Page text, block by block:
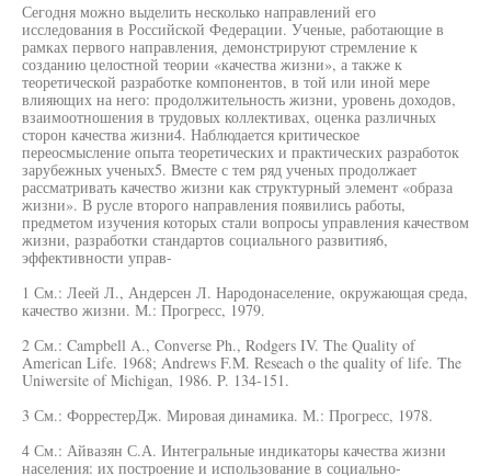
Сегодня можно выделить несколько направлений его
исследования в Российской Федерации. Ученые, работающие в
рамках первого направления, демонстрируют стремление к
созданию целостной теории «качества жизни», а также к
теоретической разработке компонентов, в той или иной мере
влияющих на него: продолжительность жизни, уровень доходов,
взаимоотношения в трудовых коллективах, оценка различных
сторон качества жизни4. Наблюдается критическое
переосмысление опыта теоретических и практических разработок
зарубежных ученых5. Вместе с тем ряд ученых продолжает
рассматривать качество жизни как структурный элемент «образа
жизни». В русле второго направления появились работы,
предметом изучения которых стали вопросы управления качеством
жизни, разработки стандартов социального развития6,
эффективности управ-
1 См.: Леей Л., Андерсен Л. Народонаселение, окружающая среда,
качество жизни. М.: Прогресс, 1979.
2 См.: Campbell A., Converse Ph., Rodgers IV. The Quality of
American Life. 1968; Andrews F.M. Reseach о the quality of life. The
Uniwersite of Michigan, 1986. P. 134-151.
3 См.: ФоррестерДж. Мировая динамика. М.: Прогресс, 1978.
4 См.: Айвазян С.А. Интегральные индикаторы качества жизни
населения: их построение и использование в социально-